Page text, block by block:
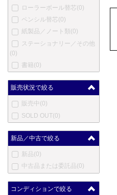
ローラーボール替芯(0)
ペンシル替芯(0)
紙製品／ノート類(0)
ステーショナリー／その他
(0)
書籍(0)
販売状況で絞る
販売中 (0)
SOLD OUT(0)
新品／中古で絞る
新品(0)
中古品または委託品(0)
コンディションで絞る